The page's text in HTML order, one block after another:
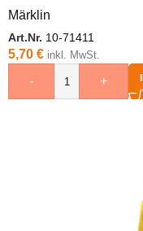
Märklin
Art.Nr. 10-71411
5,70 € inkl. MwSt.
- +